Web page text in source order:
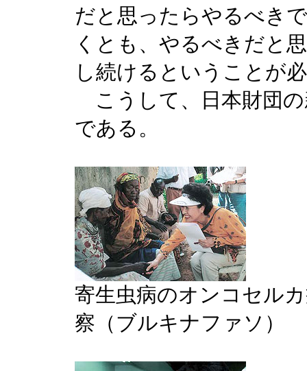
だと思ったらやるべき
くとも、やるべきだと
し続けるということが
こうして、日本財団
である。
寄生虫病のオンコセル
察（ブルキナファソ）